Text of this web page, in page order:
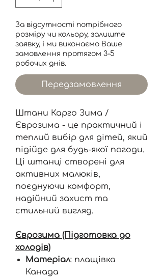
За відсутності потрібного
розміру чи кольору, залиште
заявку, і ми виконаємо Ваше
замовлення протягом 3-5
робочих днів.
Передзамовлення
Штани Карго Зима /
Єврозима - це практичний і
теплий вибір для дітей, який
підійде для будь-якої погоди.
Ці штанці створені для
активних малюків,
поєднуючи комфорт,
надійний захист та
стильний вигляд.
Єврозима (Підготовка до
холодів)
Матеріал: плащівка
Канада